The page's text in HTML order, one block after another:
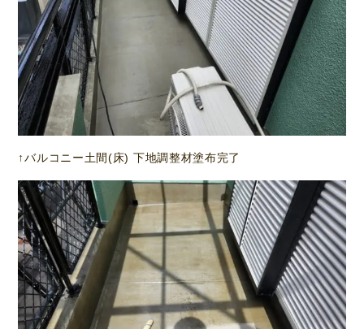
↑バルコニー土間(床) 下地調整材塗布完了